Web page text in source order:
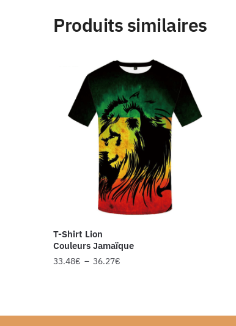
Produits similaires
T-Shirt Lion
Couleurs Jamaïque
33.48€ – 36.27€